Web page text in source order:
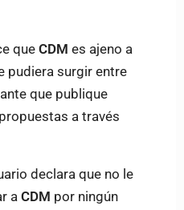
que CDM es ajeno a
pudiera surgir entre
que publique
a través
declara que no le
a CDM por ningún